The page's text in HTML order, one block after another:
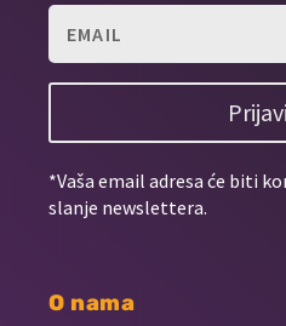
*Vaša email adresa će biti
slanje newslettera.
O nama